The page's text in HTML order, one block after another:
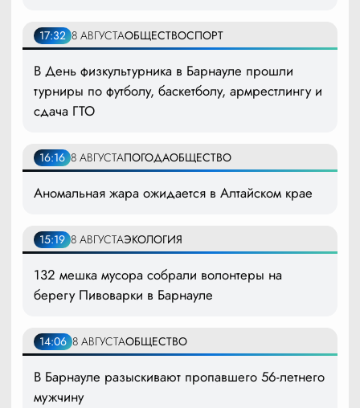
17:32 8 АВГУСТАОБЩЕСТВОСПОРТ
В День физкультурника в Барнауле прошли
турниры по футболу, баскетболу, армрестлингу и
сдача ГТО
16:16 8 АВГУСТАПОГОДАОБЩЕСТВО
Аномальная жара ожидается в Алтайском крае
15:19 8 АВГУСТАЭКОЛОГИЯ
132 мешка мусора собрали волонтеры на
берегу Пивоварки в Барнауле
14:06 8 АВГУСТАОБЩЕСТВО
В Барнауле разыскивают пропавшего 56-летнего
мужчину